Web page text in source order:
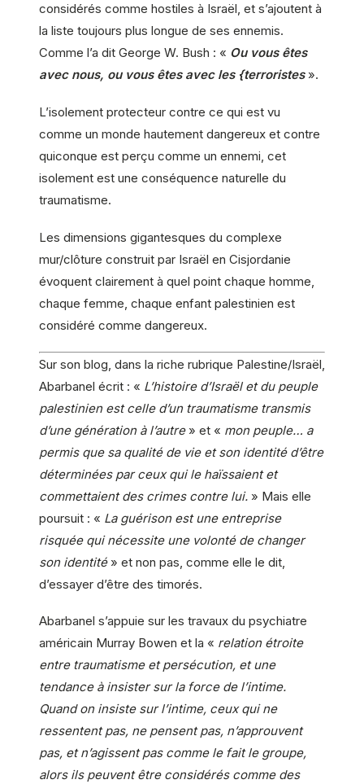
considérés comme hostiles à Israël, et s’ajoutent à
la liste toujours plus longue de ses ennemis.
Comme l’a dit George W. Bush : « Ou vous êtes
avec nous, ou vous êtes avec les {terroristes ».
L’isolement protecteur contre ce qui est vu
comme un monde hautement dangereux et contre
quiconque est perçu comme un ennemi, cet
isolement est une conséquence naturelle du
traumatisme.
Les dimensions gigantesques du complexe
mur/clôture construit par Israël en Cisjordanie
évoquent clairement à quel point chaque homme,
chaque femme, chaque enfant palestinien est
considéré comme dangereux.
Sur son blog, dans la riche rubrique Palestine/Israël,
Abarbanel écrit : « L’histoire d’Israël et du peuple
palestinien est celle d’un traumatisme transmis
d’une génération à l’autre» et « mon peuple… a
permis que sa qualité de vie et son identité d’être
déterminées par ceux qui le haïssaient et
commettaient des crimes contre lui. » Mais elle
poursuit : « La guérison est une entreprise
risquée qui nécessite une volonté de changer
son identité» et non pas, comme elle le dit,
d’essayer d’être des timorés.
Abarbanel s’appuie sur les travaux du psychiatre
américain Murray Bowen et la « relation étroite
entre traumatisme et persécution, et une
tendance à insister sur la force de l’intime.
Quand on insiste sur l’intime, ceux qui ne
ressentent pas, ne pensent pas, n’approuvent
pas, et n’agissent pas comme le fait le groupe,
alors ils peuvent être considérés comme des